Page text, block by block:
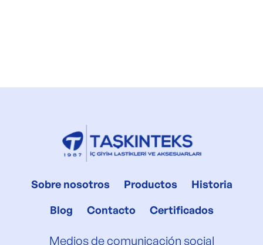
Sobre nosotros Productos
Historia
Blog
Contacto Certificados
Medios de comunicación social